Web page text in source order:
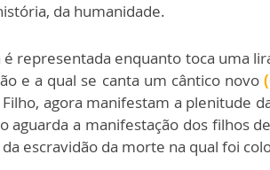
da humanidade.
é representada enquanto toca uma
e a qual se canta um cântico novo
agora manifestam a plenitude
aguarda a manifestação dos filhos
escravidão da morte na qual foi